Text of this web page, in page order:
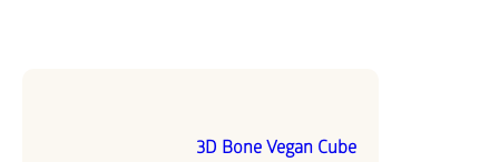
3D Bone Vegan Cube